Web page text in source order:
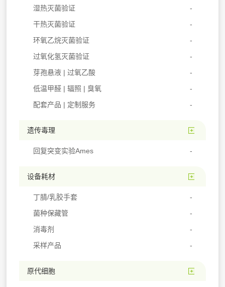
湿热灭菌验证
干热灭菌验证
环氧乙烷灭菌验证
过氧化氢灭菌验证
芽孢悬液 | 过氧乙酸
低温甲醛 | 辐照 | 臭氧
配套产品 | 定制服务
遗传毒理
回复突变实验Ames
设备耗材
丁腈/乳胶手套
菌种保藏管
消毒剂
采样产品
原代细胞